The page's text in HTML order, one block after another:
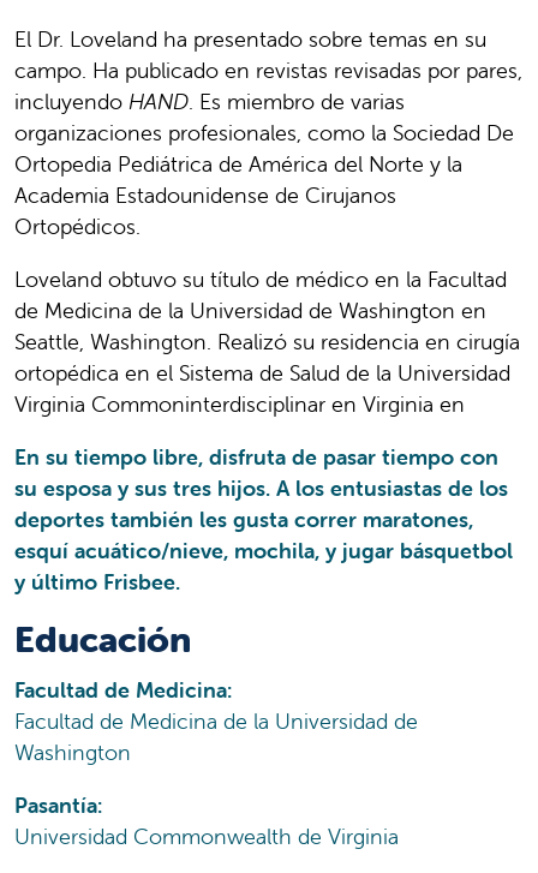
El Dr. Loveland ha presentado sobre temas en su
campo. Ha publicado en revistas revisadas por pares,
incluyendo HAND. Es miembro de varias
organizaciones profesionales, como la Sociedad De
Ortopedia Pediátrica de América del Norte y la
Academia Estadounidense de Cirujanos
Ortopédicos.
Loveland obtuvo su título de médico en la Facultad
de Medicina de la Universidad de Washington en
Seattle, Washington. Realizó su residencia en cirugía
ortopédica en el Sistema de Salud de la Universidad
Virginia Commoninterdisciplinar en Virginia en
En su tiempo libre, disfruta de pasar tiempo con
su esposa y sus tres hijos. A los entusiastas de los
deportes también les gusta correr maratones,
esquí acuático/nieve, mochila, y jugar básquetbol
y último Frisbee.
Educación
Facultad de Medicina:
Facultad de Medicina de la Universidad de
Washington
Pasantía:
Universidad Commonwealth de Virginia